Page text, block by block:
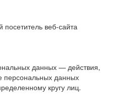
веб-сайта
данных — действия,
персональных данных
кругу лиц.